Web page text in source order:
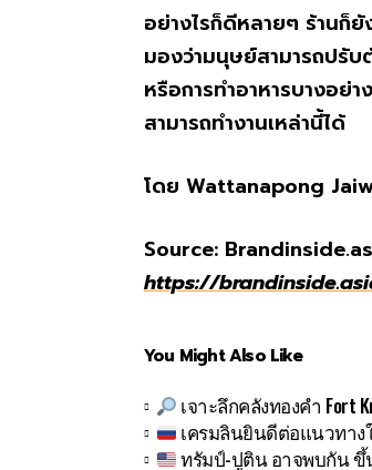
อย่างไรก็ดีหลายๆ ร้านก็
มองว่ามนุษย์สามารถปรับ
หรือการทำอาหารบางอย่
สามารถทำงานเหล่านี้ได้
โดย Wattanapong
Source:
https://
You Might Also Like
เจาะลึกคลังทองคำ Fort
เครมลินยินดีต่อแนวทาง
ทรัมป์-ปูติน อาจพบกัน ขึ้